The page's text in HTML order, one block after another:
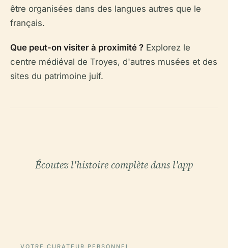
être organisées dans des langues autres que le
français.
Que peut-on visiter à proximité ? Explorez le
centre médiéval de Troyes, d'autres musées et des
sites du patrimoine juif.
Écoutez l'histoire complète dans l'app
VOTRE CURATEUR PERSONNEL